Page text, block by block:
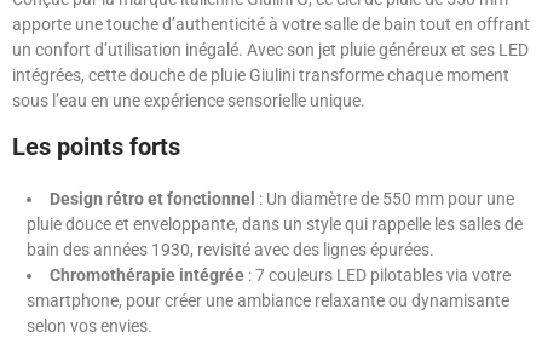
apporte une touche d’authenticité à votre salle de bain tout en offrant
un confort d’utilisation inégalé. Avec son jet pluie généreux et ses LED
intégrées, cette douche de pluie Giulini transforme chaque moment
sous l’eau en une expérience sensorielle unique.
Les points forts
Design rétro et fonctionnel : Un diamètre de 550 mm pour une
pluie douce et enveloppante, dans un style qui rappelle les salles de
bain des années 1930, revisité avec des lignes épurées.
Chromothérapie intégrée : 7 couleurs LED pilotables via votre
smartphone, pour créer une ambiance relaxante ou dynamisante
selon vos envies.